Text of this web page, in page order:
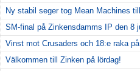
Ny stabil seger tog Mean Machines
SM-final på Zinkensdamms IP den 8
Vinst mot Crusaders och 18:e raka
Välkommen till Zinken på lördag!